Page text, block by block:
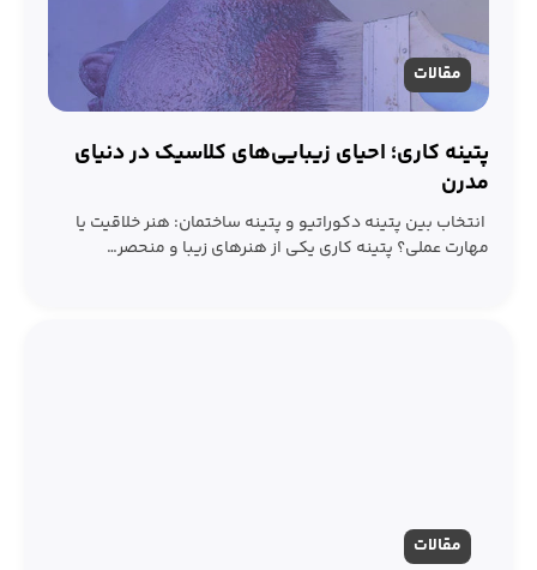
مقالات
پتینه‌ کاری؛ احیای زیبایی‌های کلاسیک در دنیای
مدرن
انتخاب بین پتینه دکوراتیو و پتینه ساختمان: هنر خلاقیت یا
مهارت عملی؟ پتینه کاری یکی از هنرهای زیبا و منحصر…
مقالات